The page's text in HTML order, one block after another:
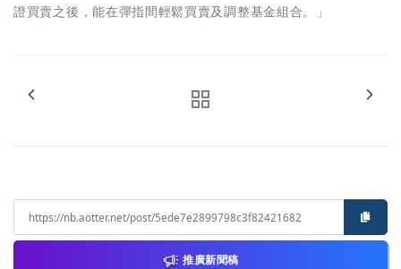
證買賣之後，能在彈指間輕鬆買賣及調整基金組合。」
推廣新聞稿